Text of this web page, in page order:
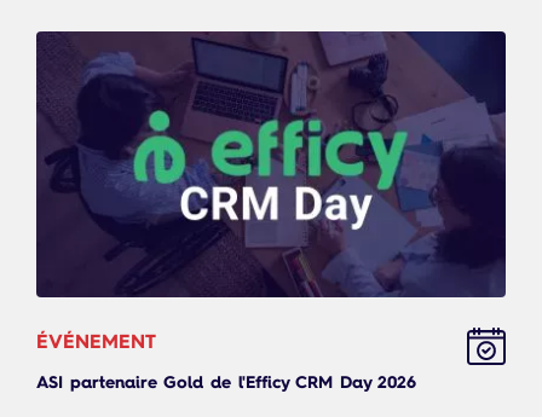
ÉVÉNEMENT
ASI partenaire Gold de l'Efficy CRM Day 2026